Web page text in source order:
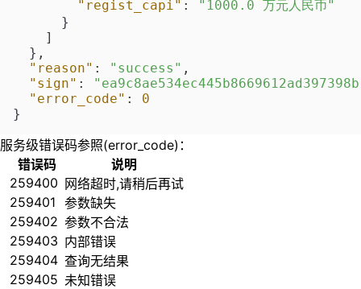
"regist_capi" :
"1000.0 万元人民币"
}
]
} ,
"reason" : "success" ,
"sign" :
"error_code" :
0
}
服务级错误码参照(error_code)：
错误码
说明
259400 网络超时,请稍后再试
259401 参数缺失
259402 参数不合法
259403 内部错误
259404 查询无结果
259405 未知错误